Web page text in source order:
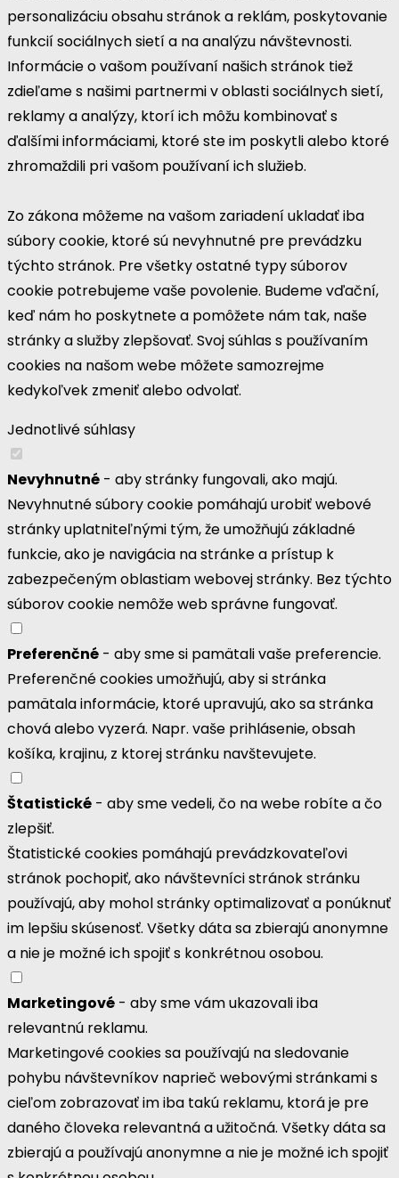
personalizáciu obsahu stránok a reklám, poskytovanie
funkcií sociálnych sietí a na analýzu návštevnosti.
Informácie o vašom používaní našich stránok tiež
zdieľame s našimi partnermi v oblasti sociálnych sietí,
reklamy a analýzy, ktorí ich môžu kombinovať s
ďalšími informáciami, ktoré ste im poskytli alebo ktoré
zhromaždili pri vašom používaní ich služieb.
Zo zákona môžeme na vašom zariadení ukladať iba
súbory cookie, ktoré sú nevyhnutné pre prevádzku
týchto stránok. Pre všetky ostatné typy súborov
cookie potrebujeme vaše povolenie. Budeme vďační,
keď nám ho poskytnete a pomôžete nám tak, naše
stránky a služby zlepšovať. Svoj súhlas s používaním
cookies na našom webe môžete samozrejme
kedykoľvek zmeniť alebo odvolať.
Jednotlivé súhlasy
Nevyhnutné - aby stránky fungovali, ako majú.
Nevyhnutné súbory cookie pomáhajú urobiť webové
stránky uplatniteľnými tým, že umožňujú základné
funkcie, ako je navigácia na stránke a prístup k
zabezpečeným oblastiam webovej stránky. Bez týchto
súborov cookie nemôže web správne fungovať.
Preferenčné - aby sme si pamätali vaše preferencie.
Preferenčné cookies umožňujú, aby si stránka
pamätala informácie, ktoré upravujú, ako sa stránka
chová alebo vyzerá. Napr. vaše prihlásenie, obsah
košíka, krajinu, z ktorej stránku navštevujete.
Štatistické - aby sme vedeli, čo na webe robíte a čo
zlepšiť.
Štatistické cookies pomáhajú prevádzkovateľovi
stránok pochopiť, ako návštevníci stránok stránku
používajú, aby mohol stránky optimalizovať a ponúknuť
im lepšiu skúsenosť. Všetky dáta sa zbierajú anonymne
a nie je možné ich spojiť s konkrétnou osobou.
Marketingové - aby sme vám ukazovali iba
relevantnú reklamu.
Marketingové cookies sa používajú na sledovanie
pohybu návštevníkov naprieč webovými stránkami s
cieľom zobrazovať im iba takú reklamu, ktorá je pre
daného človeka relevantná a užitočná. Všetky dáta sa
zbierajú a používajú anonymne a nie je možné ich spojiť